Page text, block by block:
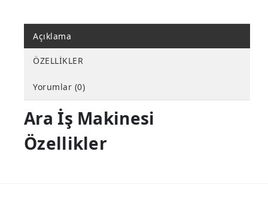
Açıklama
ÖZELLİKLER
Yorumlar (0)
Ara İş Makinesi
Özellikler